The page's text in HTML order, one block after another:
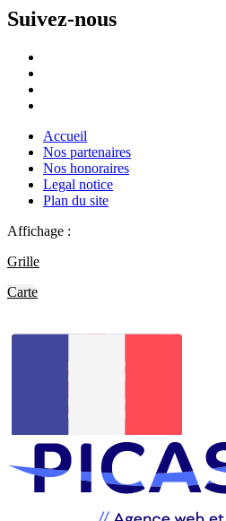
Suivez-nous
Footer
Menu
Accueil
Nos partenaires
Nos honoraires
Legal notice
Plan du site
Affichage :
Grille
Carte